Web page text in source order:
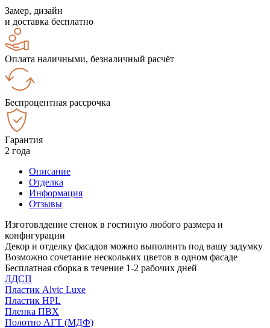
Замер, дизайн
и доставка бесплатно
Оплата наличными, безналичный расчёт
Беспроцентная рассрочка
Гарантия
2 года
Описание
Отделка
Информация
Отзывы
Изготовлдение стенок в гостиную любого размера и
конфигурации
Декор и отделку фасадов можно выполнить под вашу задумку
Возможно сочетание нескольких цветов в одном фасаде
Бесплатная сборка в течение 1-2 рабочих дней
ЛДСП
Пластик Alvic Luxe
Пластик HPL
Пленка ПВХ
Полотно АГТ (МДФ)